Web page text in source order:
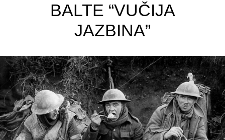
BALTE “VUČIJA
JAZBINA”